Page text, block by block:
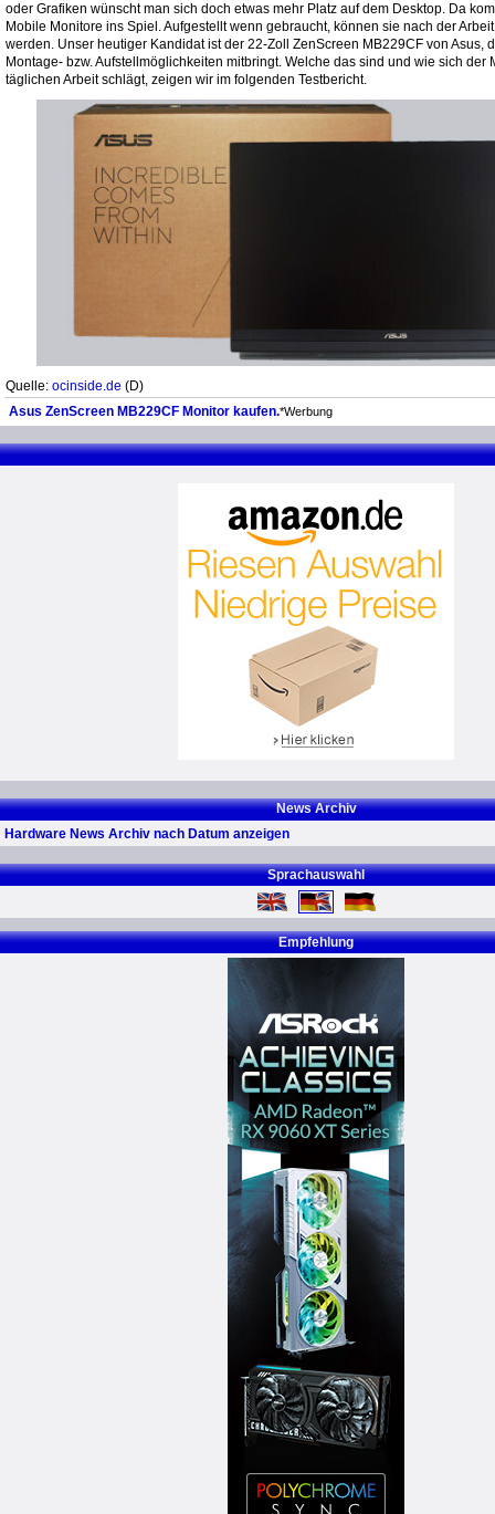
oder Grafiken wünscht man sich doch etwas mehr Platz auf dem Desktop. Da
Mobile Monitore ins Spiel. Aufgestellt wenn gebraucht, können sie nach der
werden. Unser heutiger Kandidat ist der 22-Zoll ZenScreen MB229CF von Asus,
Montage- bzw. Aufstellmöglichkeiten mitbringt. Welche das sind und wie sich der
täglichen Arbeit schlägt, zeigen wir im folgenden Testbericht.
Quelle: ocinside.de (D)
Asus ZenScreen MB229CF Monitor kaufen.*Werbung
News Archiv
Hardware News Archiv nach Datum anzeigen
Sprachauswahl
Empfehlung